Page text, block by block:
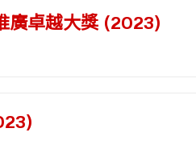
廣卓越大獎 (2023)